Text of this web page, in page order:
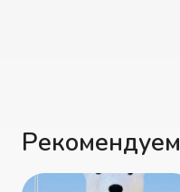
Рекомендуем